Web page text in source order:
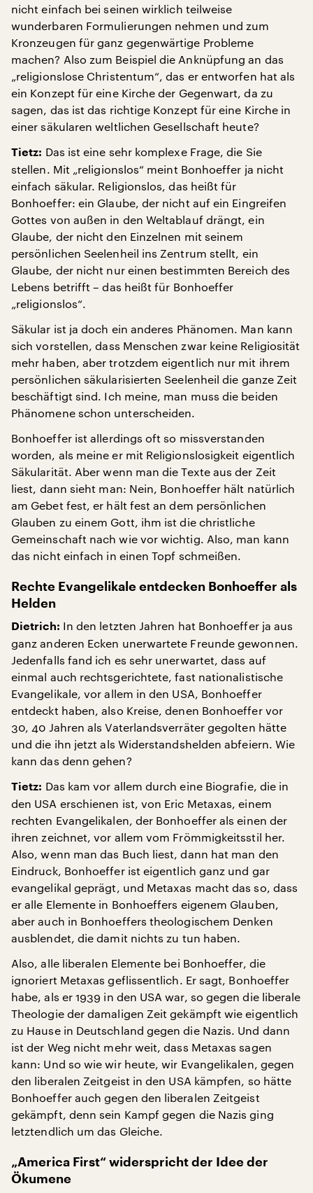
nicht einfach bei seinen wirklich teilweise
wunderbaren Formulierungen nehmen und zum
Kronzeugen für ganz gegenwärtige Probleme
machen? Also zum Beispiel die Anknüpfung an das
„religionslose Christentum“, das er entworfen hat als
ein Konzept für eine Kirche der Gegenwart, da zu
sagen, das ist das richtige Konzept für eine Kirche in
einer säkularen weltlichen Gesellschaft heute?
Tietz: Das ist eine sehr komplexe Frage, die Sie
stellen. Mit „religionslos“ meint Bonhoeffer ja nicht
einfach säkular. Religionslos, das heißt für
Bonhoeffer: ein Glaube, der nicht auf ein Eingreifen
Gottes von außen in den Weltablauf drängt, ein
Glaube, der nicht den Einzelnen mit seinem
persönlichen Seelenheil ins Zentrum stellt, ein
Glaube, der nicht nur einen bestimmten Bereich des
Lebens betrifft – das heißt für Bonhoeffer
„religionslos“.
Säkular ist ja doch ein anderes Phänomen. Man kann
sich vorstellen, dass Menschen zwar keine Religiosität
mehr haben, aber trotzdem eigentlich nur mit ihrem
persönlichen säkularisierten Seelenheil die ganze Zeit
beschäftigt sind. Ich meine, man muss die beiden
Phänomene schon unterscheiden.
Bonhoeffer ist allerdings oft so missverstanden
worden, als meine er mit Religionslosigkeit eigentlich
Säkularität. Aber wenn man die Texte aus der Zeit
liest, dann sieht man: Nein, Bonhoeffer hält natürlich
am Gebet fest, er hält fest an dem persönlichen
Glauben zu einem Gott, ihm ist die christliche
Gemeinschaft nach wie vor wichtig. Also, man kann
das nicht einfach in einen Topf schmeißen.
Rechte Evangelikale entdecken Bonhoeffer als
Helden
Dietrich: In den letzten Jahren hat Bonhoeffer ja aus
ganz anderen Ecken unerwartete Freunde gewonnen.
Jedenfalls fand ich es sehr unerwartet, dass auf
einmal auch rechtsgerichtete, fast nationalistische
Evangelikale, vor allem in den USA, Bonhoeffer
entdeckt haben, also Kreise, denen Bonhoeffer vor
30, 40 Jahren als Vaterlandsverräter gegolten hätte
und die ihn jetzt als Widerstandshelden abfeiern. Wie
kann das denn gehen?
Tietz: Das kam vor allem durch eine Biografie, die in
den USA erschienen ist, von Eric Metaxas, einem
rechten Evangelikalen, der Bonhoeffer als einen der
ihren zeichnet, vor allem vom Frömmigkeitsstil her.
Also, wenn man das Buch liest, dann hat man den
Eindruck, Bonhoeffer ist eigentlich ganz und gar
evangelikal geprägt, und Metaxas macht das so, dass
er alle Elemente in Bonhoeffers eigenem Glauben,
aber auch in Bonhoeffers theologischem Denken
ausblendet, die damit nichts zu tun haben.
Also, alle liberalen Elemente bei Bonhoeffer, die
ignoriert Metaxas geflissentlich. Er sagt, Bonhoeffer
habe, als er 1939 in den USA war, so gegen die liberale
Theologie der damaligen Zeit gekämpft wie eigentlich
zu Hause in Deutschland gegen die Nazis. Und dann
ist der Weg nicht mehr weit, dass Metaxas sagen
kann: Und so wie wir heute, wir Evangelikalen, gegen
den liberalen Zeitgeist in den USA kämpfen, so hätte
Bonhoeffer auch gegen den liberalen Zeitgeist
gekämpft, denn sein Kampf gegen die Nazis ging
letztendlich um das Gleiche.
„America First“ widerspricht der Idee der
Ökumene